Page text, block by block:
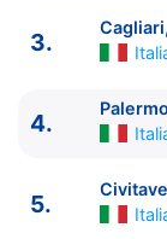
ITINERARIU
Ziua | Portul |
1.
Barcelona
1. Navigare
2.
Navigare
Balearelor) pe
3.
4.
5.